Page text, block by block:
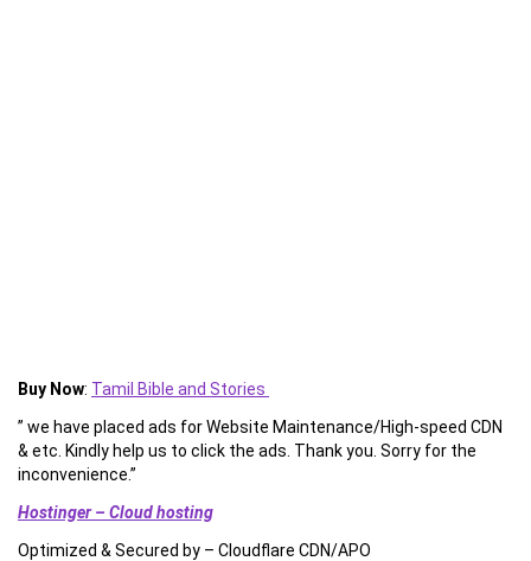
Buy Now: Tamil Bible and Stories
” we have placed ads for Website Maintenance/High-speed CDN
& etc. Kindly help us to click the ads. Thank you. Sorry for the
inconvenience.”
Hostinger – Cloud hosting
Optimized & Secured by – Cloudflare CDN/APO